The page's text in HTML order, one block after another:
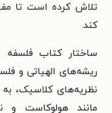
تلاش کرده است تا
کند.
ساختار کتاب
ریشه‌های الهیاتی و
نظریه‌های کلاسیک،
مانند هولوکاست